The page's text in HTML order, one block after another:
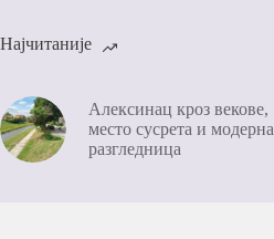
Најчитаније
Алексинац кроз векове,
место сусрета и модерна
разгледница